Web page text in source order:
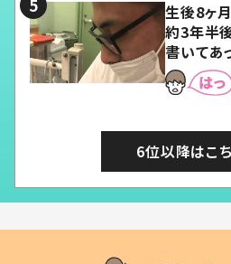
生後8ヶ
約3年半
書いてあ
6位以降はこ